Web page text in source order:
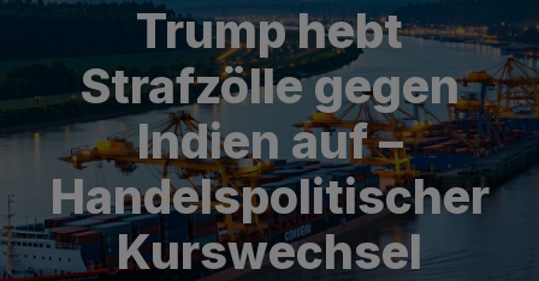
Trump hebt
Strafzölle gegen
Indien auf –
Handelspolitischer
Kurswechsel